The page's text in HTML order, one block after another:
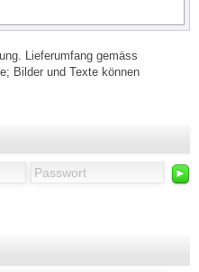
►
Lieferumfang gemäss
Bilder und Texte können